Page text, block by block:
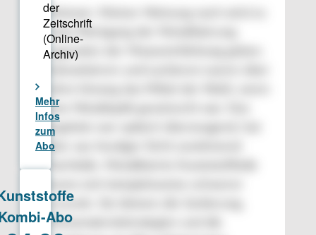
Meixner: Meiner Meinung nach wird es
einen Rückgang der Metallisierung
zugunsten der Masseeinfärbung geben.
eine Metalloptik gewünscht war. Das
Ergebnis war optisch überzeugend, hat
aber aus heutiger Sicht zunehmend
Nachteile. Metallisierte Kunststoffteile
recyceln. Sie können die Sortierung,
Monomaterialstrategien und die